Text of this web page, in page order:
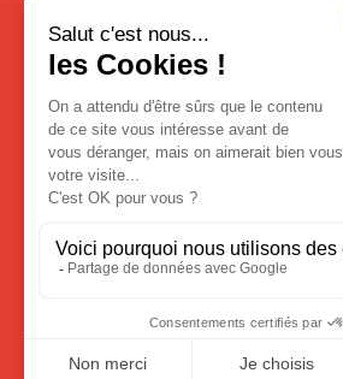
FRANCE
21 Place de la République
75003 Paris, France
+33 1.80.87.65.00
CANADA
H2J 1X2 Montréal, Canada
+1 514.447.3516